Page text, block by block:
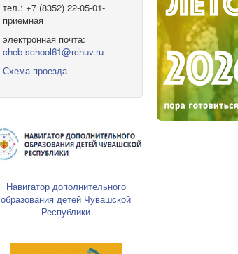
тел.: +7 (8352) 22-05-01-
приемная
электронная почта:
cheb-school61@rchuv.ru
Схема проезда
Навигатор дополнительного
образования детей Чувашской
Республики